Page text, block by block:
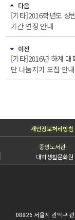
다음
[기타]2016학년도 상
기간 연장 안내
이전
[기타]2016년 하계 대
단 나눔지기 모집 안내
개인정보처리방침
중앙도서관
대학생활문화원
08826 서울시 관악구